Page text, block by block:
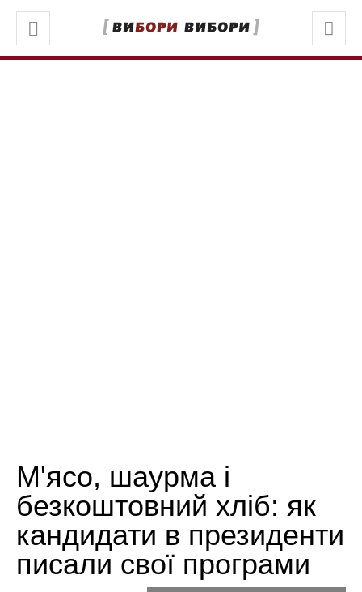
М'ясо, шаурма і
безкоштовний хліб: як
кандидати в президенти
писали свої програми